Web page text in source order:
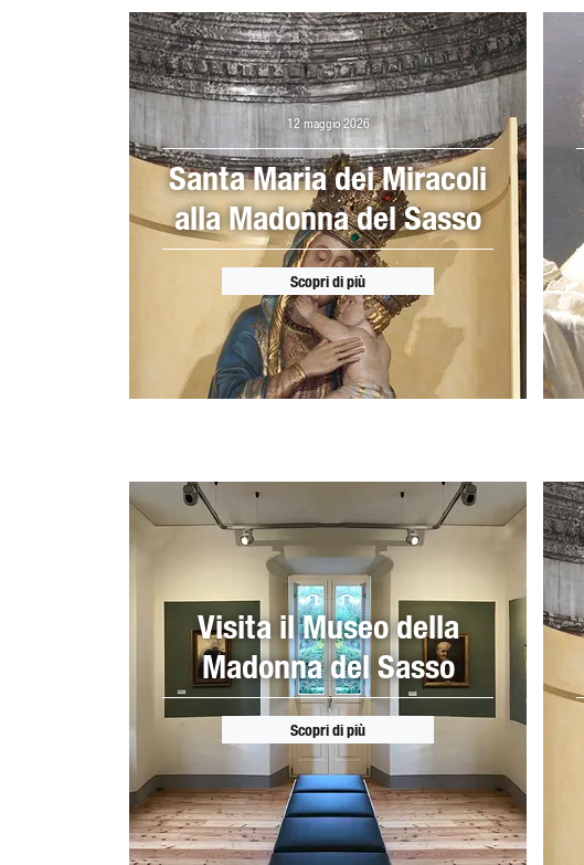
12 maggio 2026
Santa Maria dei Miracoli
alla Madonna del Sasso
Scopri di più
Visita il Museo della
Madonna del Sasso
Scopri di più